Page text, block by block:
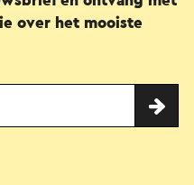
over het mooiste